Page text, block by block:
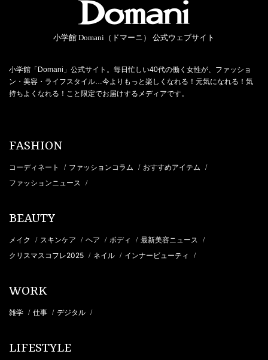
小学館 Domani（ドマーニ） 公式ウェブサイト
小学館「Domani」公式サイト。毎日忙しい40代の働く女性が、ファッショ
ン・美容・ライフスタイル…今よりもっと楽しくなれる！元気になれる！気
持ちよくなれる！こと限定でお届けするメディアです。
FASHION
コーディネート / ファッションコラム / おすすめアイテム /
ファッションニュース /
BEAUTY
メイク / スキンケア / ヘア / ボディ / 最新美容ニュース /
クリスマスコフレ2025 / ネイル / インナービューティ /
WORK
雑学 / 仕事 / デジタル /
LIFESTYLE